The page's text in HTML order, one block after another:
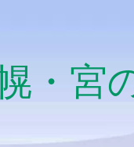
・宮